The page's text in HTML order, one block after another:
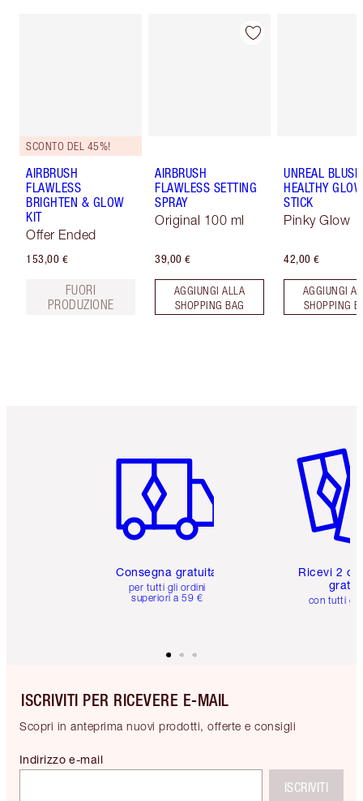
SCONTO DEL 45%!
AIRBRUSH
FLAWLESS
BRIGHTEN & GLOW
KIT
Offer Ended
153,00 €
FUORI
PRODUZIONE
AIRBRUSH
FLAWLESS SETTING
SPRAY
Original 100 ml
39,00 €
AGGIUNGI ALLA
SHOPPING BAG
UNREAL BLUSH
HEALTHY GLOW
STICK
Pinky Glow
42,00 €
AGGIUNGI
SHOPPING
Consegna gratuita
per tutti gli ordini
superiori a 59 €
Ricevi 2
con tutti gli
ISCRIVITI PER RICEVERE E-MAIL
Scopri in anteprima nuovi prodotti, offerte e consigli
Indirizzo e-mail
ISCRIVITI